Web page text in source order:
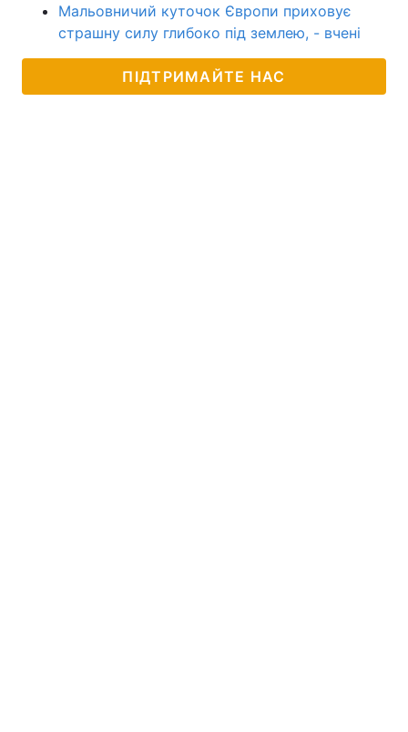
Мальовничий куточок Європи приховує
страшну силу глибоко під землею, - вчені
ПІДТРИМАЙТЕ НАС